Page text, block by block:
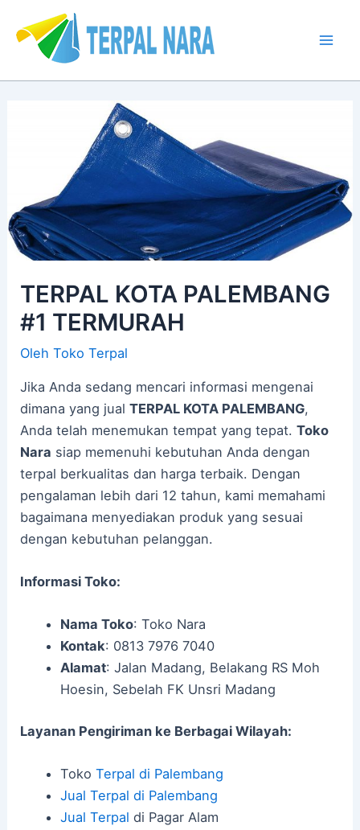
konten
TERPAL KOTA PALEMBANG
#1 TERMURAH
OlehToko Terpal
Jika Anda sedang mencari informasi mengenai
dimana yang jualTERPAL KOTA PALEMBANG,
Anda telah menemukan tempat yang tepat.Toko
Nara siap memenuhi kebutuhan Anda dengan
terpal berkualitas dan harga terbaik. Dengan
pengalaman lebih dari 12 tahun, kami memahami
bagaimana menyediakan produk yang sesuai
dengan kebutuhan pelanggan.
Informasi Toko:
Nama Toko: Toko Nara
Kontak: 0813 7976 7040
Alamat: Jalan Madang, Belakang RS Moh
Hoesin, Sebelah FK Unsri Madang
Layanan Pengiriman ke Berbagai Wilayah:
Toko Terpal di Palembang
Jual Terpal di Palembang
Jual Terpal di Pagar Alam
navigation